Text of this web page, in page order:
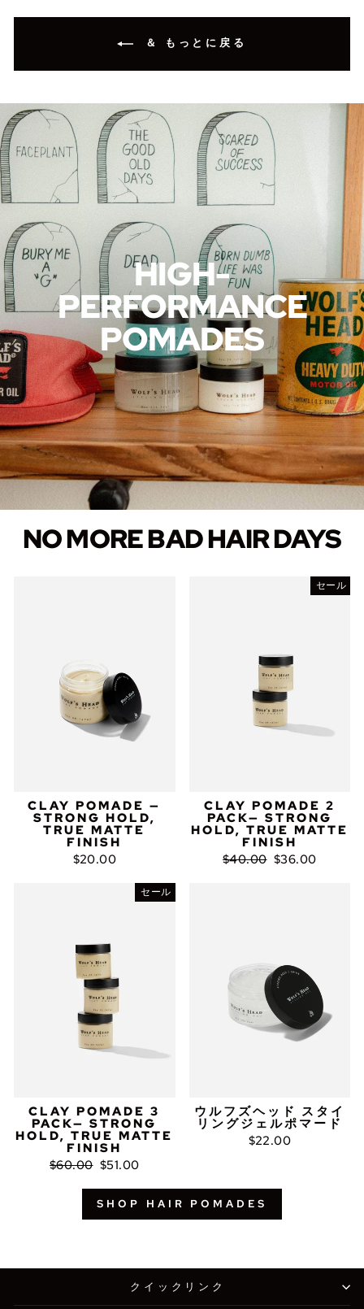
＆ もっとに戻る
HIGH-
PERFORMANCE
POMADES
NO MORE BAD HAIR DAYS
CLAY POMADE —
STRONG HOLD,
TRUE MATTE
FINISH
$20.00
セール
CLAY POMADE 2
PACK— STRONG
HOLD, TRUE MATTE
FINISH
通
$40.00 セ
$36.00
セール
CLAY POMADE 3
PACK— STRONG
HOLD, TRUE MATTE
FINISH
通
$60.00 セ
ル
ス
プ
$51.00
ウルフズヘッド スタイ
リングジェルポマード
$22.00
SHOP HAIR POMADES
クイックリンク